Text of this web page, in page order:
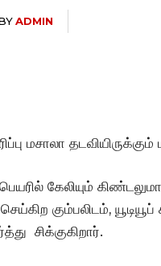
ADMIN
மசாலா தடவியிருக்கும்
கேலியும்
கும்பலிடம், யூடியூப்
சிக்குகிறார்.